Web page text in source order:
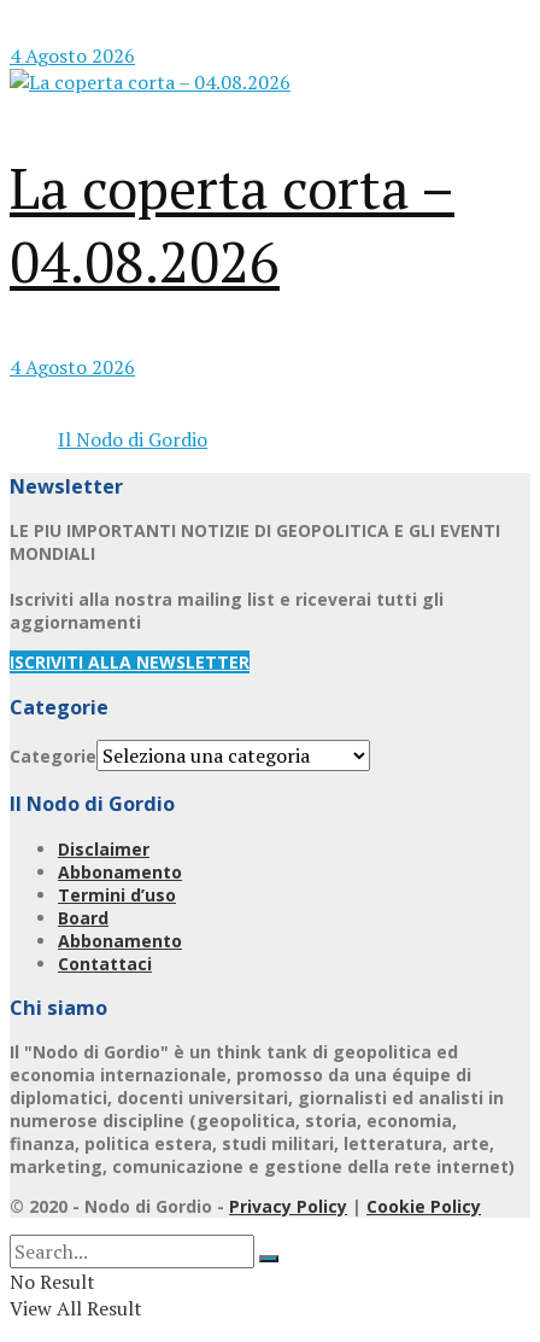
4 Agosto 2026
La coperta corta –
04.08.2026
4 Agosto 2026
Il Nodo di Gordio
Newsletter
LE PIU IMPORTANTI NOTIZIE DI GEOPOLITICA E GLI EVENTI
MONDIALI
Iscriviti alla nostra mailing list e riceverai tutti gli
aggiornamenti
ISCRIVITI ALLA NEWSLETTER
Categorie
Categorie
Il Nodo di Gordio
Disclaimer
Abbonamento
Termini d’uso
Board
Abbonamento
Contattaci
Chi siamo
Il "Nodo di Gordio" è un think tank di geopolitica ed
economia internazionale, promosso da una équipe di
diplomatici, docenti universitari, giornalisti ed analisti in
numerose discipline (geopolitica, storia, economia,
finanza, politica estera, studi militari, letteratura, arte,
marketing, comunicazione e gestione della rete internet)
© 2020 - Nodo di Gordio - Privacy Policy | Cookie Policy
No Result
View All Result